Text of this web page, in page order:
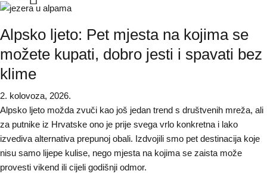
Alpsko ljeto: Pet mjesta na kojima se
možete kupati, dobro jesti i spavati bez
klime
2. kolovoza, 2026.
Alpsko ljeto možda zvuči kao još jedan trend s društvenih mreža, ali
za putnike iz Hrvatske ono je prije svega vrlo konkretna i lako
izvediva alternativa prepunoj obali. Izdvojili smo pet destinacija koje
nisu samo lijepe kulise, nego mjesta na kojima se zaista može
provesti vikend ili cijeli godišnji odmor.